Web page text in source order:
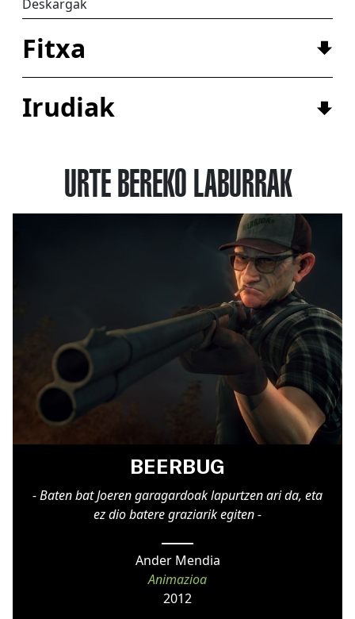
Deskargak
Fitxa
Irudiak
URTE BEREKO LABURRAK
BEERBUG
- Baten bat Joeren garagardoak lapurtzen ari da, eta
ez dio batere graziarik egiten -
Ander Mendia
Animazioa
2012